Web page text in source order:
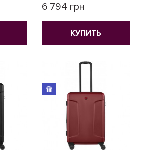
6 794 грн
КУПИТЬ